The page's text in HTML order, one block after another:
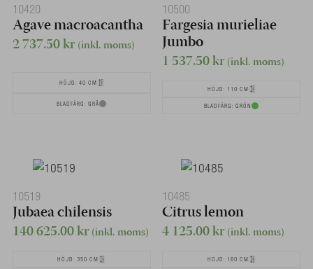
10420
Agave macroacantha
2 737.50kr(inkl. moms)
HÖJD: 40 CM
BLADFÄRG: GRÅ
10500
Fargesia murieliae
Jumbo
1 537.50kr(inkl. moms)
HÖJD: 110 CM
BLADFÄRG: GRÖN
10519
Jubaea chilensis
140 625.00kr(inkl. moms)
HÖJD: 350 CM
10485
Citrus lemon
4 125.00kr(inkl. moms)
HÖJD: 160 CM